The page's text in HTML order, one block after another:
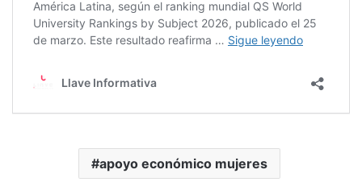
apoyo económico mujeres